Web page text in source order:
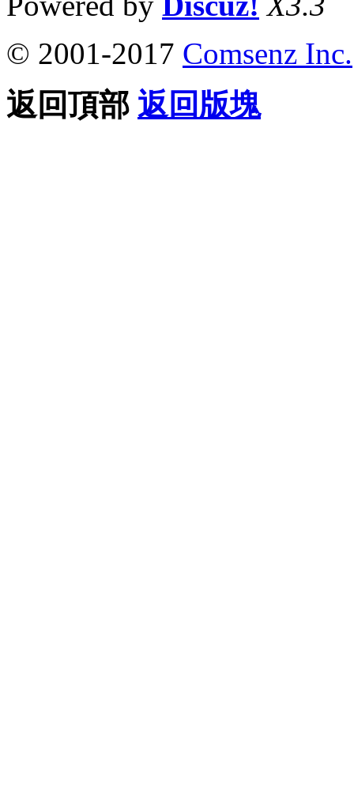
© 2001-2017 Comsenz Inc.
返回頂部 返回版塊